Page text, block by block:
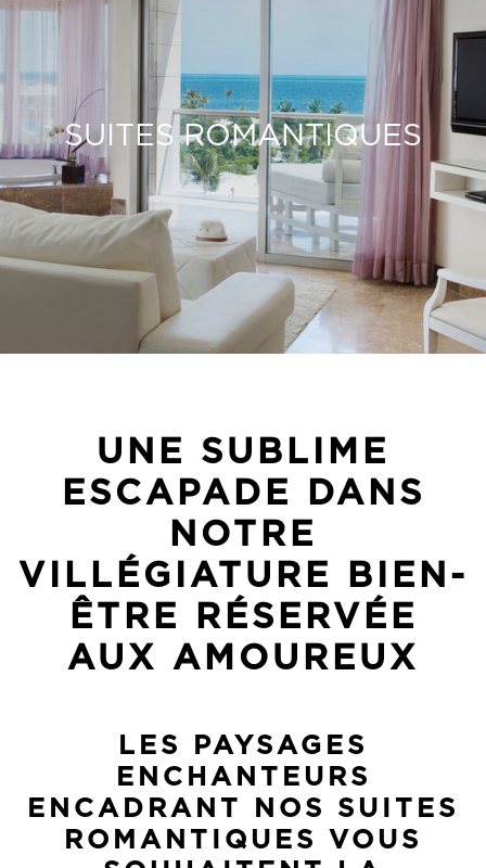
SUITES ROMANTIQUES
UNE SUBLIME
ESCAPADE DANS
NOTRE
VILLÉGIATURE BIEN-
ÊTRE RÉSERVÉE
AUX AMOUREUX
LES PAYSAGES
ENCHANTEURS
ENCADRANT NOS SUITES
ROMANTIQUES VOUS